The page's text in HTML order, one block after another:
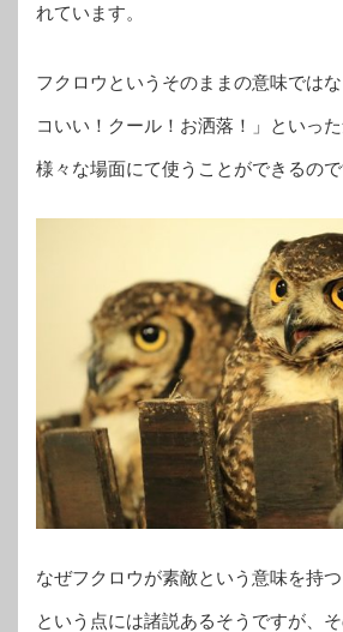
れています。
フクロウというそのままの意味では
コいい！クール！お洒落！」といった
様々な場面にて使うことができるので
なぜフクロウが素敵という意味を持
という点には諸説あるそうですが、